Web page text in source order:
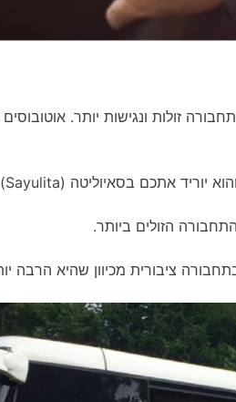
זולות ונגישות יותר.
ציבורית מכיוון שהיא הרבה